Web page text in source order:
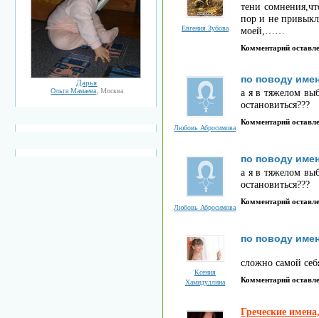
Дарья
Ольга Мамаева, Москва
Евгения Зубова
тени
пор и не
моей,……
Комментарий
Любовь Абросимова
по поводу
а я в тяжелом
остановиться???
Комментарий
Любовь Абросимова
по поводу
а я в тяжелом
остановиться???
Комментарий
Ксения
Хамидуллина
по поводу
сложно самой
Комментарий
Греческие